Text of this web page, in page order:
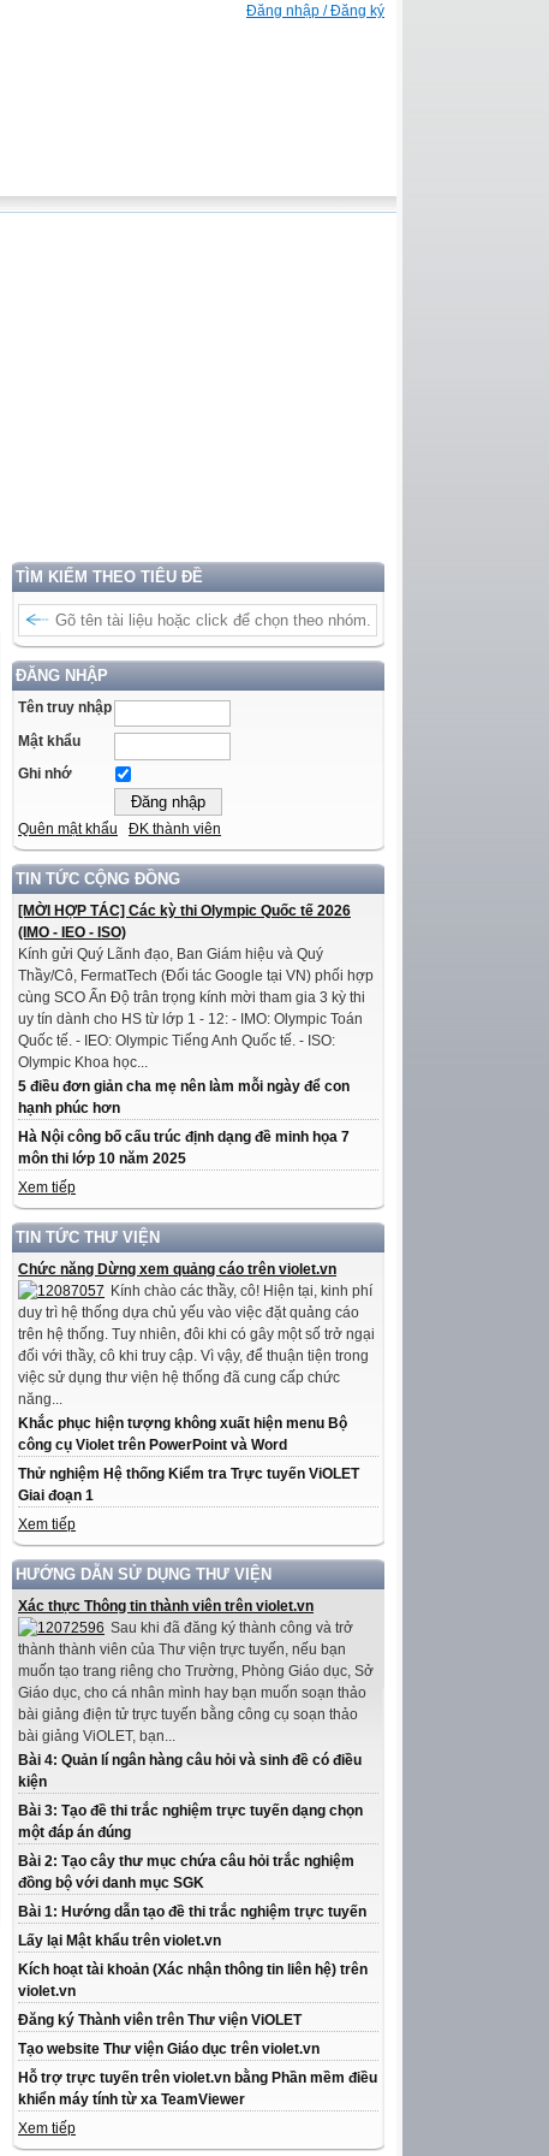
Đăng nhập / Đăng ký
TÌM KIẾM THEO TIÊU ĐỀ
ĐĂNG NHẬP
Tên truy nhập
Mật khẩu
Ghi nhớ
Quên mật khẩu ĐK thành viên
TIN TỨC CỘNG ĐỒNG
[MỜI HỢP TÁC] Các kỳ thi Olympic Quốc tế 2026
(IMO - IEO - ISO)
Kính gửi Quý Lãnh đạo, Ban Giám hiệu và Quý
Thầy/Cô, FermatTech (Đối tác Google tại VN) phối hợp
cùng SCO Ấn Độ trân trọng kính mời tham gia 3 kỳ thi
uy tín dành cho HS từ lớp 1 - 12: - IMO: Olympic Toán
Quốc tế. - IEO: Olympic Tiếng Anh Quốc tế. - ISO:
Olympic Khoa học...
5 điều đơn giản cha mẹ nên làm mỗi ngày để con
hạnh phúc hơn
Hà Nội công bố cấu trúc định dạng đề minh họa 7
môn thi lớp 10 năm 2025
Xem tiếp
TIN TỨC THƯ VIỆN
Chức năng Dừng xem quảng cáo trên violet.vn
Kính chào các thầy, cô! Hiện tại, kinh phí
duy trì hệ thống dựa chủ yếu vào việc đặt quảng cáo
trên hệ thống. Tuy nhiên, đôi khi có gây một số trở ngại
đối với thầy, cô khi truy cập. Vì vậy, để thuận tiện trong
việc sử dụng thư viện hệ thống đã cung cấp chức
năng...
Khắc phục hiện tượng không xuất hiện menu Bộ
công cụ Violet trên PowerPoint và Word
Thử nghiệm Hệ thống Kiểm tra Trực tuyến ViOLET
Giai đoạn 1
Xem tiếp
HƯỚNG DẪN SỬ DỤNG THƯ VIỆN
Xác thực Thông tin thành viên trên violet.vn
Sau khi đã đăng ký thành công và trở
thành thành viên của Thư viện trực tuyến, nếu bạn
muốn tạo trang riêng cho Trường, Phòng Giáo dục, Sở
Giáo dục, cho cá nhân mình hay bạn muốn soạn thảo
bài giảng điện tử trực tuyến bằng công cụ soạn thảo
bài giảng ViOLET, bạn...
Bài 4: Quản lí ngân hàng câu hỏi và sinh đề có điều
kiện
Bài 3: Tạo đề thi trắc nghiệm trực tuyến dạng chọn
một đáp án đúng
Bài 2: Tạo cây thư mục chứa câu hỏi trắc nghiệm
đồng bộ với danh mục SGK
Bài 1: Hướng dẫn tạo đề thi trắc nghiệm trực tuyến
Lấy lại Mật khẩu trên violet.vn
Kích hoạt tài khoản (Xác nhận thông tin liên hệ) trên
violet.vn
Đăng ký Thành viên trên Thư viện ViOLET
Tạo website Thư viện Giáo dục trên violet.vn
Hỗ trợ trực tuyến trên violet.vn bằng Phần mềm điều
khiển máy tính từ xa TeamViewer
Xem tiếp